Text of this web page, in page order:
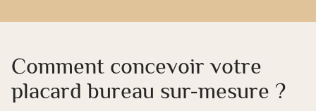
Comment concevoir votre
placard bureau sur-mesure ?